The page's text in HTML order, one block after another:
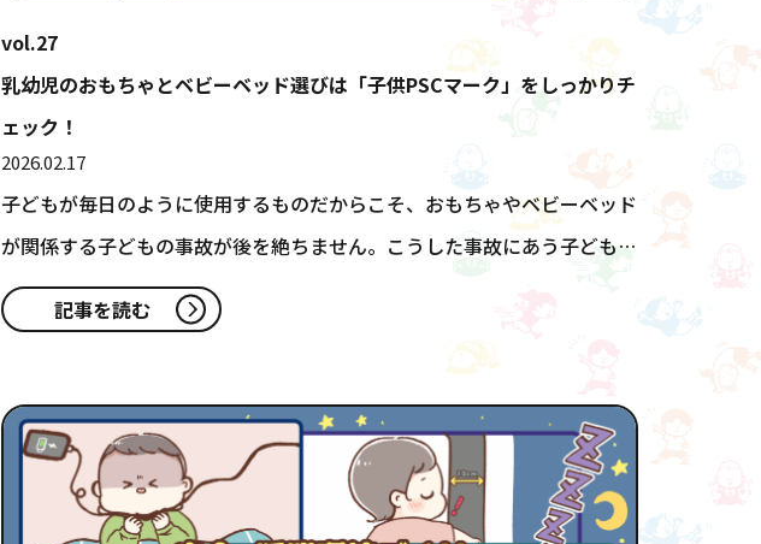
vol.27
乳幼児のおもちゃとベビーベッド選びは「子供PSCマーク」をしっかりチ
ェック！
2026.02.17
子どもが毎日のように使用するものだからこそ、おもちゃやベビーベッド
が関係する子どもの事故が後を絶ちません。こうした事故にあう子どもは
年齢…
記事を読む